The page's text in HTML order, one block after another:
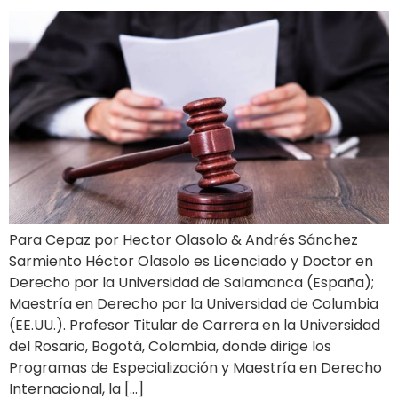
Para Cepaz por Hector Olasolo & Andrés Sánchez
Sarmiento Héctor Olasolo es Licenciado y Doctor en
Derecho por la Universidad de Salamanca (España);
Maestría en Derecho por la Universidad de Columbia
(EE.UU.). Profesor Titular de Carrera en la Universidad
del Rosario, Bogotá, Colombia, donde dirige los
Programas de Especialización y Maestría en Derecho
Internacional, la […]